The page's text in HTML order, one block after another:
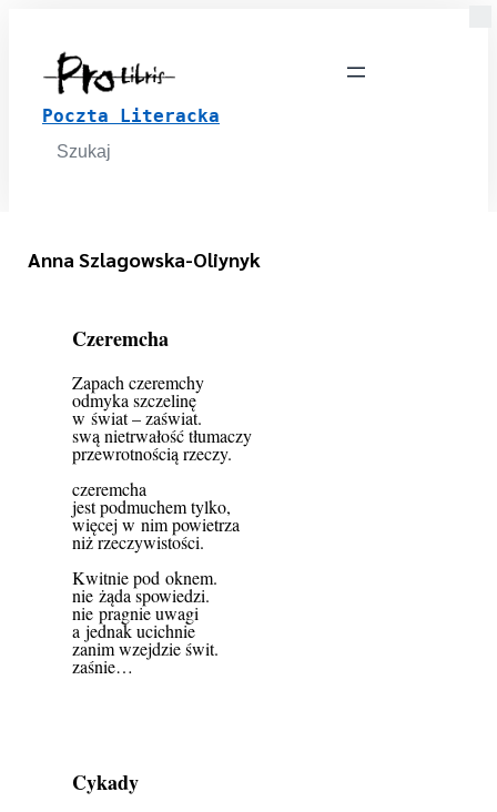
Poczta Literacka
Search
for:
Anna Szlagowska-Oliynyk
Czeremcha
Zapach czeremchy
odmyka szczelinę
w świat – zaświat.
swą nietrwałość tłumaczy
przewrotnością rzeczy.
czeremcha
jest podmuchem tylko,
więcej w nim powietrza
niż rzeczywistości.
Kwitnie pod oknem.
nie żąda spowiedzi.
nie pragnie uwagi
a jednak ucichnie
zanim wzejdzie świt.
zaśnie…
Cykady